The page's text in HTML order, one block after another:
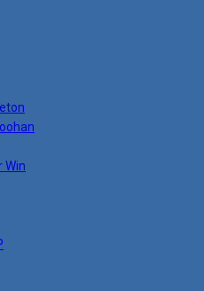
Win